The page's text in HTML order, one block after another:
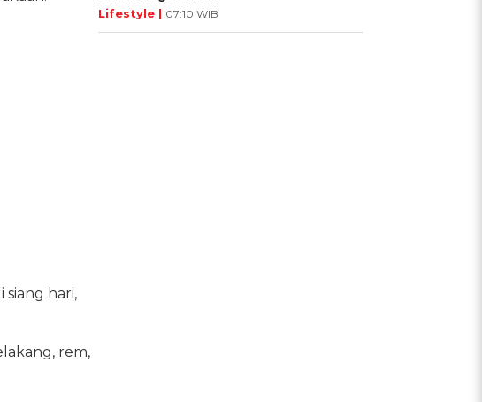
hari,
rem,
Lifestyle | 07:10 WIB